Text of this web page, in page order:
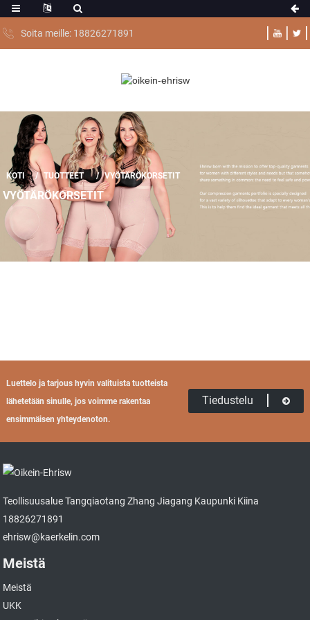
Soita meille: 18826271891
KOTI TUOTTEET VYÖTÄRÖKORSETIT
VYÖTÄRÖKORSETIT
Luettelo ja tarjous hyvin valituista tuotteista
lähetetään sinulle, jos voimme rakentaa
ensimmäisen yhteydenoton.
Tiedustelu
Teollisuusalue Tangqiaotang Zhang Jiagang Kaupunki Kiina
18826271891
ehrisw@kaerkelin.com
Meistä
Meistä
UKK